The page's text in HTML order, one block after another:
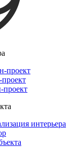
проект
проект
интерьера